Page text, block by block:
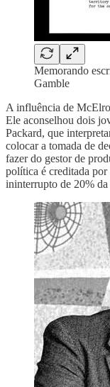
Memorando
Gamble
A influência de
Ele aconselhou dois
Packard, que
colocar a tomada de
fazer do gestor de
política é creditada por
ininterrupto de 20%